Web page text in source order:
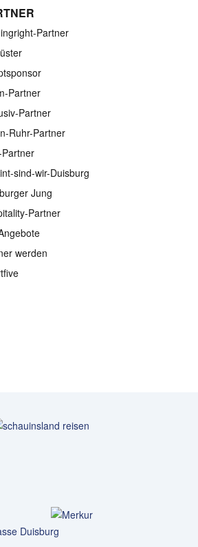
Partner
Partner
Partner
Ruhr-Partner
sind-wir-Duisburg
Jung
Partner
werden